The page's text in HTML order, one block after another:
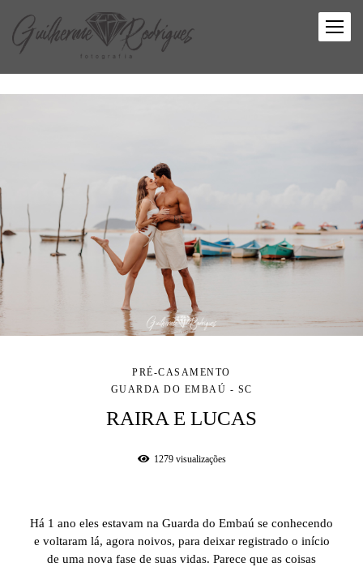
PRÉ-CASAMENTO
GUARDA DO EMBAÚ - SC
RAIRA E LUCAS
1279visualizações
Há 1 ano eles estavam na Guarda do Embaú se conhecendo
e voltaram lá, agora noivos, para deixar registrado o início
de uma nova fase de suas vidas. Parece que as coisas